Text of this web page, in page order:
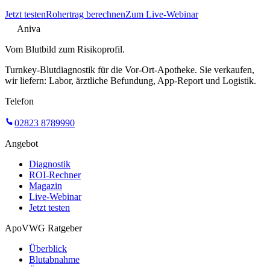
Jetzt testenRohertrag berechnenZum Live-Webinar
Aniva
Vom Blutbild zum Risikoprofil.
Turnkey-Blutdiagnostik für die Vor-Ort-Apotheke. Sie verkaufen,
wir liefern: Labor, ärztliche Befundung, App-Report und Logistik.
Telefon
02823 8789990
Angebot
Diagnostik
ROI-Rechner
Magazin
Live-Webinar
Jetzt testen
ApoVWG Ratgeber
Überblick
Blutabnahme